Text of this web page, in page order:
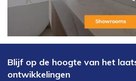
Blijf op de hoogte van het
ontwikkelingen